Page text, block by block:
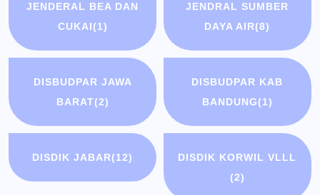
JENDERAL BEA DAN
CUKAI(1)
JENDRAL SUMBER
DAYA AIR(8)
DISBUDPAR JAWA
BARAT(2)
DISBUDPAR KAB
BANDUNG(1)
DISDIK JABAR(12)
DISDIK KORWIL VLLL
(2)